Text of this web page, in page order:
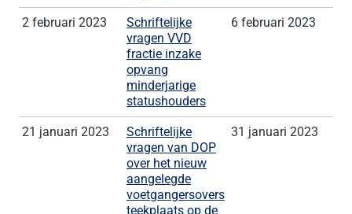
2 februari 2023
Schriftelijke
vragen VVD
fractie inzake
opvang
minderjarige
statushouders
6 februari 2023
21 januari 2023
Schriftelijke
vragen van DOP
over het nieuw
aangelegde
voetgangersovers
teekplaats op de
31 januari 2023